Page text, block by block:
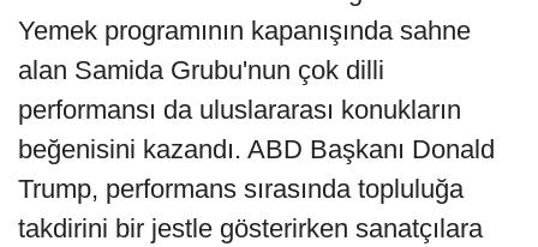
Yemek programının kapanışında sahne
alan Samida Grubu'nun çok dilli
performansı da uluslararası konukların
beğenisini kazandı. ABD Başkanı Donald
Trump, performans sırasında topluluğa
takdirini bir jestle gösterirken sanatçılara